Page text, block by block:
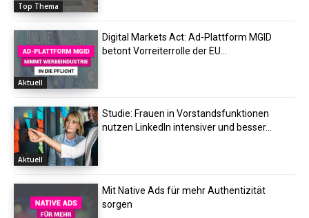
Top Thema
Aktuell
Digital Markets Act: Ad-Plattform MGID
betont Vorreiterrolle der EU...
Aktuell
Studie: Frauen in Vorstandsfunktionen
nutzen LinkedIn intensiver und besser...
Mit Native Ads für mehr Authentizität
sorgen